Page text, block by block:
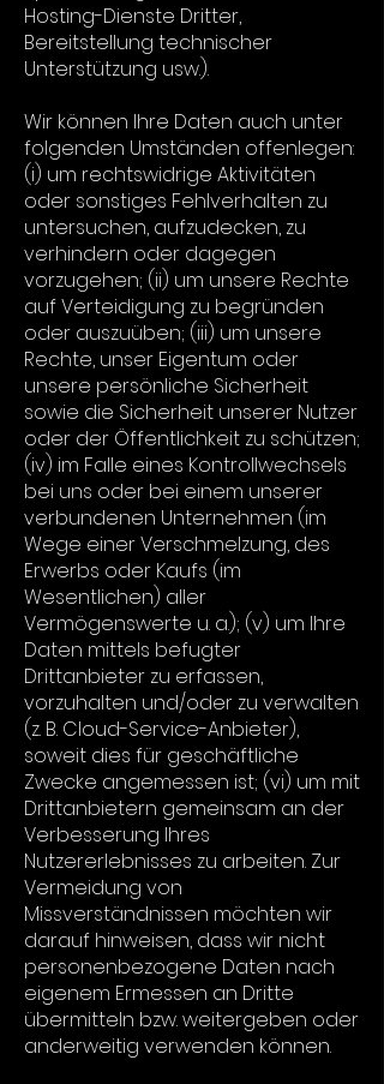
Hosting-Dienste Dritter,
Bereitstellung technischer
Unterstützung usw.).
Wir können Ihre Daten auch unter
folgenden Umständen offenlegen:
(i) um rechtswidrige Aktivitäten
oder sonstiges Fehlverhalten zu
untersuchen, aufzudecken, zu
verhindern oder dagegen
vorzugehen; (ii) um unsere Rechte
auf Verteidigung zu begründen
oder auszuüben; (iii) um unsere
Rechte, unser Eigentum oder
unsere persönliche Sicherheit
sowie die Sicherheit unserer Nutzer
oder der Öffentlichkeit zu schützen;
(iv) im Falle eines Kontrollwechsels
bei uns oder bei einem unserer
verbundenen Unternehmen (im
Wege einer Verschmelzung, des
Erwerbs oder Kaufs (im
Wesentlichen) aller
Vermögenswerte u. a.); (v) um Ihre
Daten mittels befugter
Drittanbieter zu erfassen,
vorzuhalten und/oder zu verwalten
(z. B. Cloud-Service-Anbieter),
soweit dies für geschäftliche
Zwecke angemessen ist; (vi) um mit
Drittanbietern gemeinsam an der
Verbesserung Ihres
Nutzererlebnisses zu arbeiten. Zur
Vermeidung von
Missverständnissen möchten wir
darauf hinweisen, dass wir nicht
personenbezogene Daten nach
eigenem Ermessen an Dritte
übermitteln bzw. weitergeben oder
anderweitig verwenden können.